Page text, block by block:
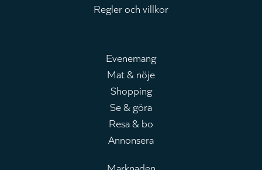
Regler och villkor
Huvudmeny
Evenemang
Mat & nöje
Shopping
Se & göra
Resa & bo
Annonsera